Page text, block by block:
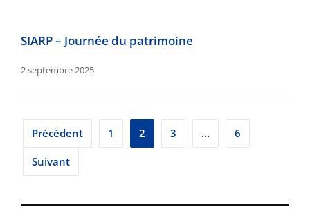
SIARP – Journée du patrimoine
2 septembre 2025
Pagination
des
Précédent 1 2 3 … 6
Suivant